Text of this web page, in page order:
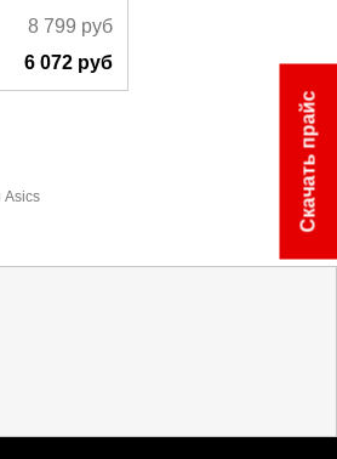
8 799 руб
6 072 руб
Asics Скачать прайс